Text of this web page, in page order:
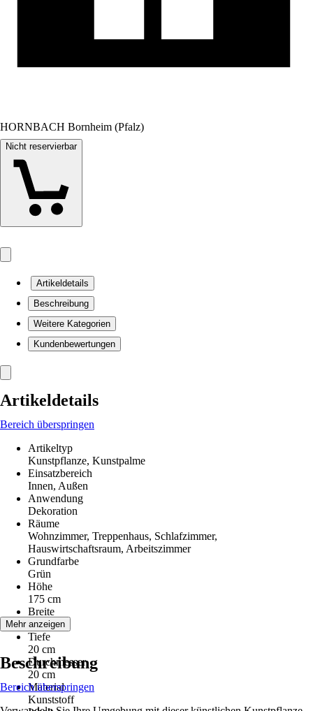
HORNBACH Bornheim (Pfalz)
Nicht reservierbar
Artikeldetails
Beschreibung
Weitere Kategorien
Kundenbewertungen
Artikeldetails
Bereich überspringen
Artikeltyp
Kunstpflanze, Kunstpalme
Einsatzbereich
Innen, Außen
Anwendung
Dekoration
Räume
Wohnzimmer, Treppenhaus, Schlafzimmer,
Hauswirtschaftsraum, Arbeitszimmer
Grundfarbe
Grün
Höhe
175 cm
Breite
20 cm
Tiefe
20 cm
Durchmesser
20 cm
Material
Kunststoff
Mehr anzeigen
Beschreibung
Bereich überspringen